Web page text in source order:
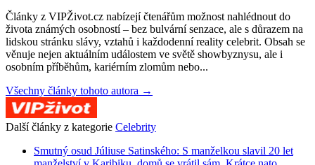
Články z VIPŽivot.cz nabízejí čtenářům možnost nahlédnout do
života známých osobností – bez bulvární senzace, ale s důrazem na
lidskou stránku slávy, vztahů i každodenní reality celebrit. Obsah se
věnuje nejen aktuálním událostem ve světě showbyznysu, ale i
osobním příběhům, kariérním zlomům nebo...
Všechny články tohoto autora →
Další články z kategorie Celebrity
Smutný osud Júliuse Satinského: S manželkou slavil 20 let